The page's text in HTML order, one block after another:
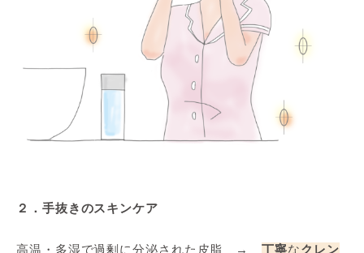
２．手抜きのスキンケア
高温・多湿で過剰に分泌された皮脂 →丁寧なクレン